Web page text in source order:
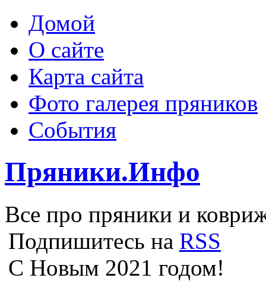
Домой
О сайте
Карта сайта
Фото галерея пряников
События
Пряники.Инфо
Все про пряники и
Подпишитесь на RSS
С Новым 2021 годом!